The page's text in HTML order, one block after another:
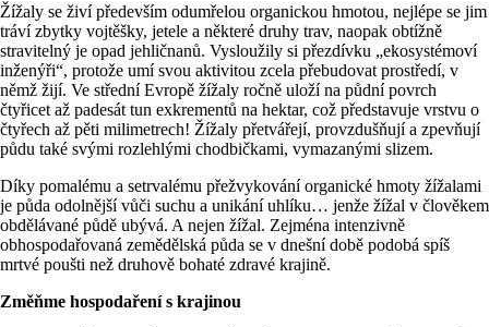
Žížaly se živí především odumřelou organickou hmotou, nejlépe se jim
tráví zbytky vojtěšky, jetele a některé druhy trav, naopak obtížně
stravitelný je opad jehličnanů. Vysloužily si přezdívku „ekosystémoví
inženýři“, protože umí svou aktivitou zcela přebudovat prostředí, v
němž žijí. Ve střední Evropě žížaly ročně uloží na půdní povrch
čtyřicet až padesát tun exkrementů na hektar, což představuje vrstvu o
čtyřech až pěti milimetrech! Žížaly přetvářejí, provzdušňují a zpevňují
půdu také svými rozlehlými chodbičkami, vymazanými slizem.
Díky pomalému a setrvalému přežvykování organické hmoty žížalami
je půda odolnější vůči suchu a unikání uhlíku… jenže žížal v člověkem
obdělávané půdě ubývá. A nejen žížal. Zejména intenzivně
obhospodařovaná zemědělská půda se v dnešní době podobá spíš
mrtvé poušti než druhově bohaté zdravé krajině.
Změňme hospodaření s krajinou